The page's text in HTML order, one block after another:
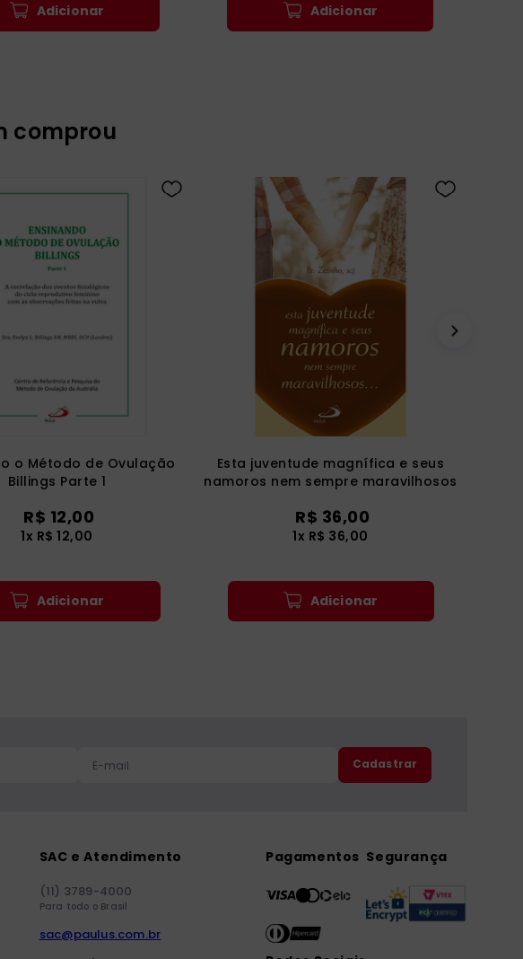
Adicionar Adicionar
comprou
o Método de Ovulação
Billings Parte 1
R$ 12,00
1x R$ 12,00
Adicionar
Esta juventude magnífica e seus
namoros nem sempre maravilhosos
R$ 36,00
1x R$ 36,00
Adicionar
Cadastrar
SAC e Atendimento
(11) 3789-4000
Para todo o Brasil
sac@paulus.com.br
Pagamentos Segurança